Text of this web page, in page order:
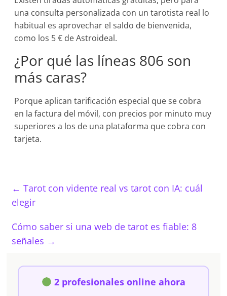
una consulta personalizada con un tarotista real lo
habitual es aprovechar el saldo de bienvenida,
como los 5 € de Astroideal.
¿Por qué las líneas 806 son
más caras?
Porque aplican tarificación especial que se cobra
en la factura del móvil, con precios por minuto muy
superiores a los de una plataforma que cobra con
tarjeta.
← Tarot con vidente real vs tarot con IA: cuál
elegir
Cómo saber si una web de tarot es fiable: 8
señales →
2 profesionales online ahora